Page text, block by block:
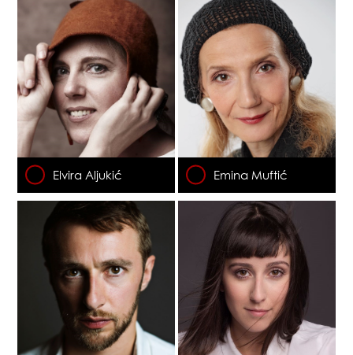
Elvira Aljukić Emina Muftić